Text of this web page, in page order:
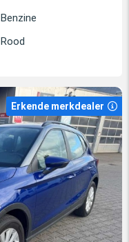
Benzine
Rood
Erkende merkdealer